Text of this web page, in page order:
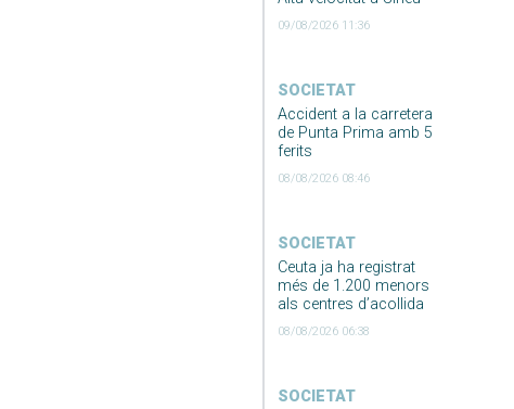
09/08/2026 11:36
SOCIETAT
Accident a la carretera
de Punta Prima amb 5
ferits
08/08/2026 08:46
SOCIETAT
Ceuta ja ha registrat
més de 1.200 menors
als centres d’acollida
08/08/2026 06:38
SOCIETAT